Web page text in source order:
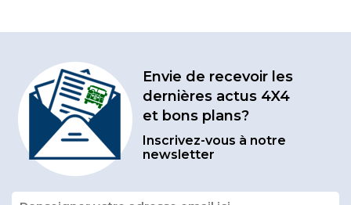
Envie de recevoir les
dernières actus 4X4
et bons plans?
Inscrivez-vous à notre
newsletter